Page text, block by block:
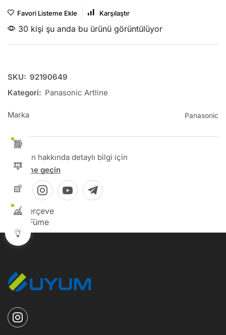
Favori Listeme Ekle Karşılaştır
30 kişi şu anda bu ürünü görüntülüyor
SKU: 92190649
Kategori: Panasonic Artline
Marka Panasonic
Bu ürün hakkında detaylı bilgi için
İletişime geçin
Tip: Çerçeve
Renk: Füme